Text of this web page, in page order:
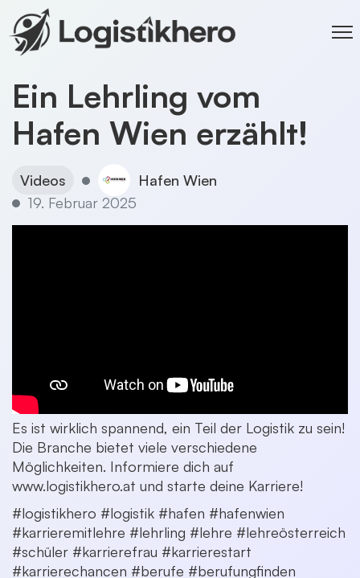
Ein Lehrling vom
Hafen Wien erzählt!
Videos
Hafen Wien
19. Februar 2025
Es ist wirklich spannend, ein Teil der Logistik zu sein!
Die Branche bietet viele verschiedene
Möglichkeiten. Informiere dich auf
www.logistikhero.at und starte deine Karriere!
#logistikhero #logistik #hafen #hafenwien
#karrieremitlehre #lehrling #lehre #lehreösterreich
#schüler #karrierefrau #karrierestart
#karrierechancen #berufe #berufungfinden